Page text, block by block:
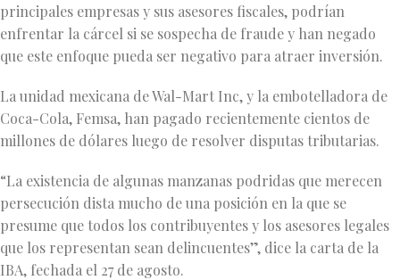
principales empresas y sus asesores fiscales, podrían
enfrentar la cárcel si se sospecha de fraude y han negado
que este enfoque pueda ser negativo para atraer inversión.
La unidad mexicana de Wal-Mart Inc, y la embotelladora de
Coca-Cola, Femsa, han pagado recientemente cientos de
millones de dólares luego de resolver disputas tributarias.
“La existencia de algunas manzanas podridas que merecen
persecución dista mucho de una posición en la que se
presume que todos los contribuyentes y los asesores legales
que los representan sean delincuentes”, dice la carta de la
IBA, fechada el 27 de agosto.